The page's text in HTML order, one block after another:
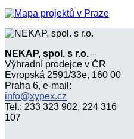
NEKAP, spol. s r.o. –
Výhradní prodejce v ČR
Evropská 2591/33e, 160 00
Praha 6, e-mail:
info@xypex.cz
Tel.: 233 323 902, 224 316
107